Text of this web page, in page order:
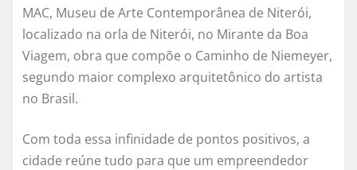
MAC, Museu de Arte Contemporânea de Niterói,
localizado na orla de Niterói, no Mirante da Boa
Viagem, obra que compõe o Caminho de Niemeyer,
segundo maior complexo arquitetônico do artista
no Brasil.
Com toda essa infinidade de pontos positivos, a
cidade reúne tudo para que um empreendedor